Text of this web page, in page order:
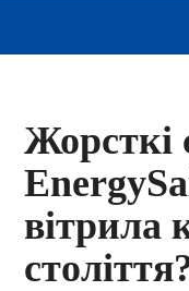
Жорсткі
вітрила